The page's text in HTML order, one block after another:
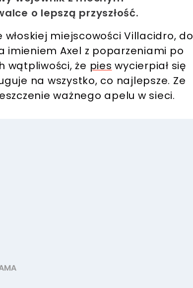
o lepszą przyszłość.
miejscowości Villacidro, do
imieniem Axel z poparzeniami po
wątpliwości, że pies wycierpiał się
na wszystko, co najlepsze. Ze
ważnego apelu w sieci.